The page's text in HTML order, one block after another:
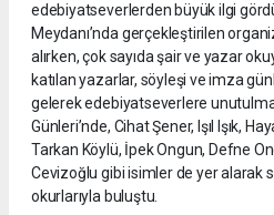
edebiyatseverlerden büyük ilgi
Meydanı’nda gerçekleştirilen
alırken, çok sayıda şair ve yazar
katılan yazarlar, söyleşi ve imza
gelerek edebiyatseverlere
Günleri’nde, Cihat Şener, Işıl Işık,
Tarkan Köylü, İpek Ongun, Defne
Cevizoğlu gibi isimler de yer alarak
okurlarıyla buluştu.